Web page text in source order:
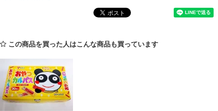
この商品を買った人はこんな商品も買っています